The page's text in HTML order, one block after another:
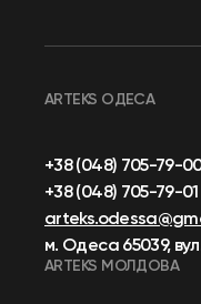
ARTEKS ОДЕСА
+38 (048) 705-79-
+38 (048) 705-79-01
м. Одеса 65039,
ARTEKS МОЛДОВА